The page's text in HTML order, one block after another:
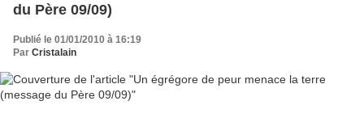
du Père 09/09)
Publié le 01/01/2010 à 16:19
Par Cristalain